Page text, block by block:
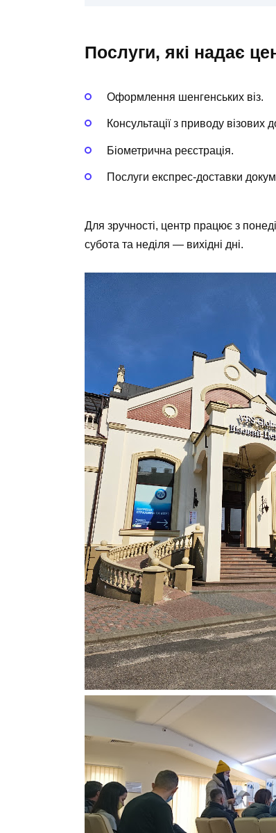
Послуги, які надає
Оформлення шенгенських віз.
Консультації з приводу візових
Біометрична реєстрація.
Послуги експрес-доставки
Для зручності, центр працює з
субота та неділя — вихідні дні.